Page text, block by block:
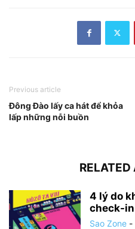
Previous article
Đông Đào lấy ca hát để khỏa
lấp những nỗi buồn
RELATED
4 lý do
check-
Sao Zone -